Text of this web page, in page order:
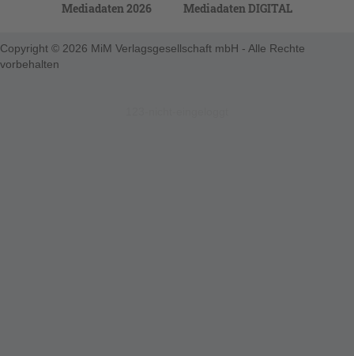
Mediadaten 2026 Mediadaten DIGITAL
Copyright © 2026 MiM Verlagsgesellschaft mbH - Alle Rechte
vorbehalten